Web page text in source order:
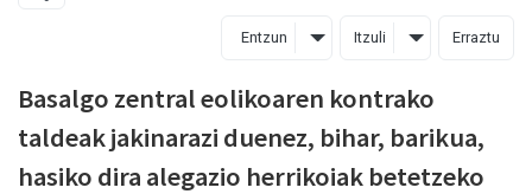
Entzun Itzuli Erraztu
Basalgo zentral eolikoaren kontrako
taldeak jakinarazi duenez, bihar, barikua,
hasiko dira alegazio herrikoiak betetzeko